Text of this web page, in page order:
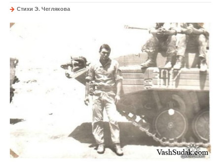
Стихи Э. Чеглякова